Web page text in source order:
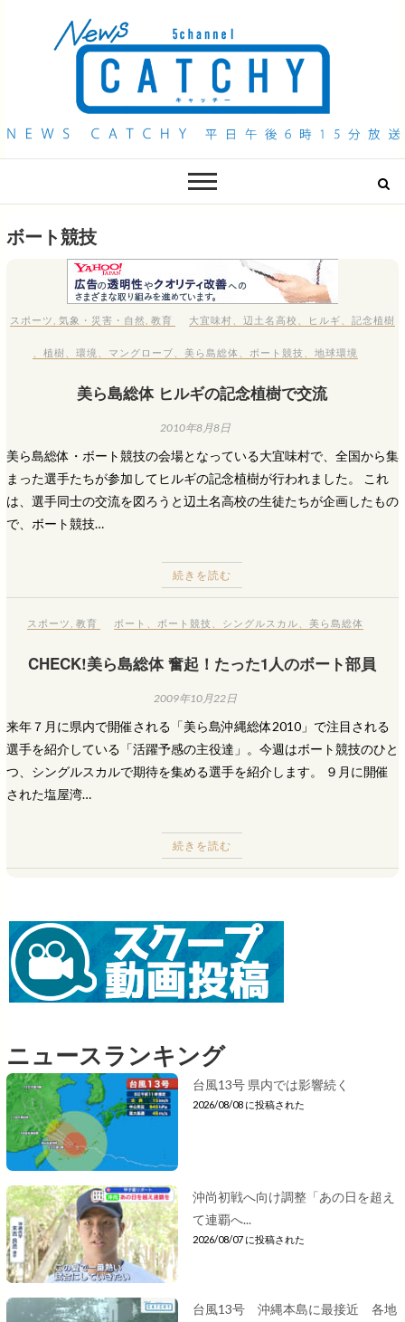
QAB NEWS Headline
ボート競技
スポーツ 気象・災害・自然 教育 大宜味村 辺土名高校 ヒルギ 記念植樹
、植樹 、環境 マングローブ 美ら島総体 ボート競技 、地球環境
美ら島総体 ヒルギの記念植樹で交流
2010年8月8日
美ら島総体・ボート競技の会場となっている大宜味村で、全国から集
まった選手たちが参加してヒルギの記念植樹が行われました。 これ
は、選手同士の交流を図ろうと辺土名高校の生徒たちが企画したもの
で、ボート競技…
続きを読む
スポーツ ,教育 ボート ボート競技 シングルスカル 美ら島総体
CHECK!美ら島総体 奮起！たった1人のボート部員
2009年10月22日
来年７月に県内で開催される「美ら島沖縄総体2010」で注目される
選手を紹介している「活躍予感の主役達」。今週はボート競技のひと
つ、シングルスカルで期待を集める選手を紹介します。 ９月に開催
された塩屋湾…
続きを読む
ニュースランキング
台風13号 県内では影響続く
2026/08/08 に投稿された
沖尚初戦へ向け調整「あの日を超え
て連覇へ...
2026/08/07 に投稿された
台風13号 沖縄本島に最接近 各地